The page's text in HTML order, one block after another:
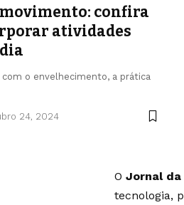
confira
atividades
o envelhecimento, a prática
24, 2024
O Jornal da
tecnologia,